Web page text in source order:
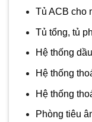
Tủ ACB cho
Tủ tổng, tủ
Hệ thống
Hệ thống
Hệ thống
Phòng tiêu